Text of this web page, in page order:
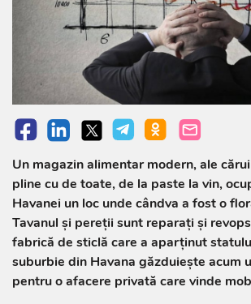
Un magazin alimentar modern, ale
pline cu de toate, de la paste la vin,
Havanei un loc unde cândva a fost o
Tavanul şi pereţii sunt reparaţi şi
fabrică de sticlă care a aparţinut
suburbie din Havana găzduieşte acum
pentru o afacere privată care vinde